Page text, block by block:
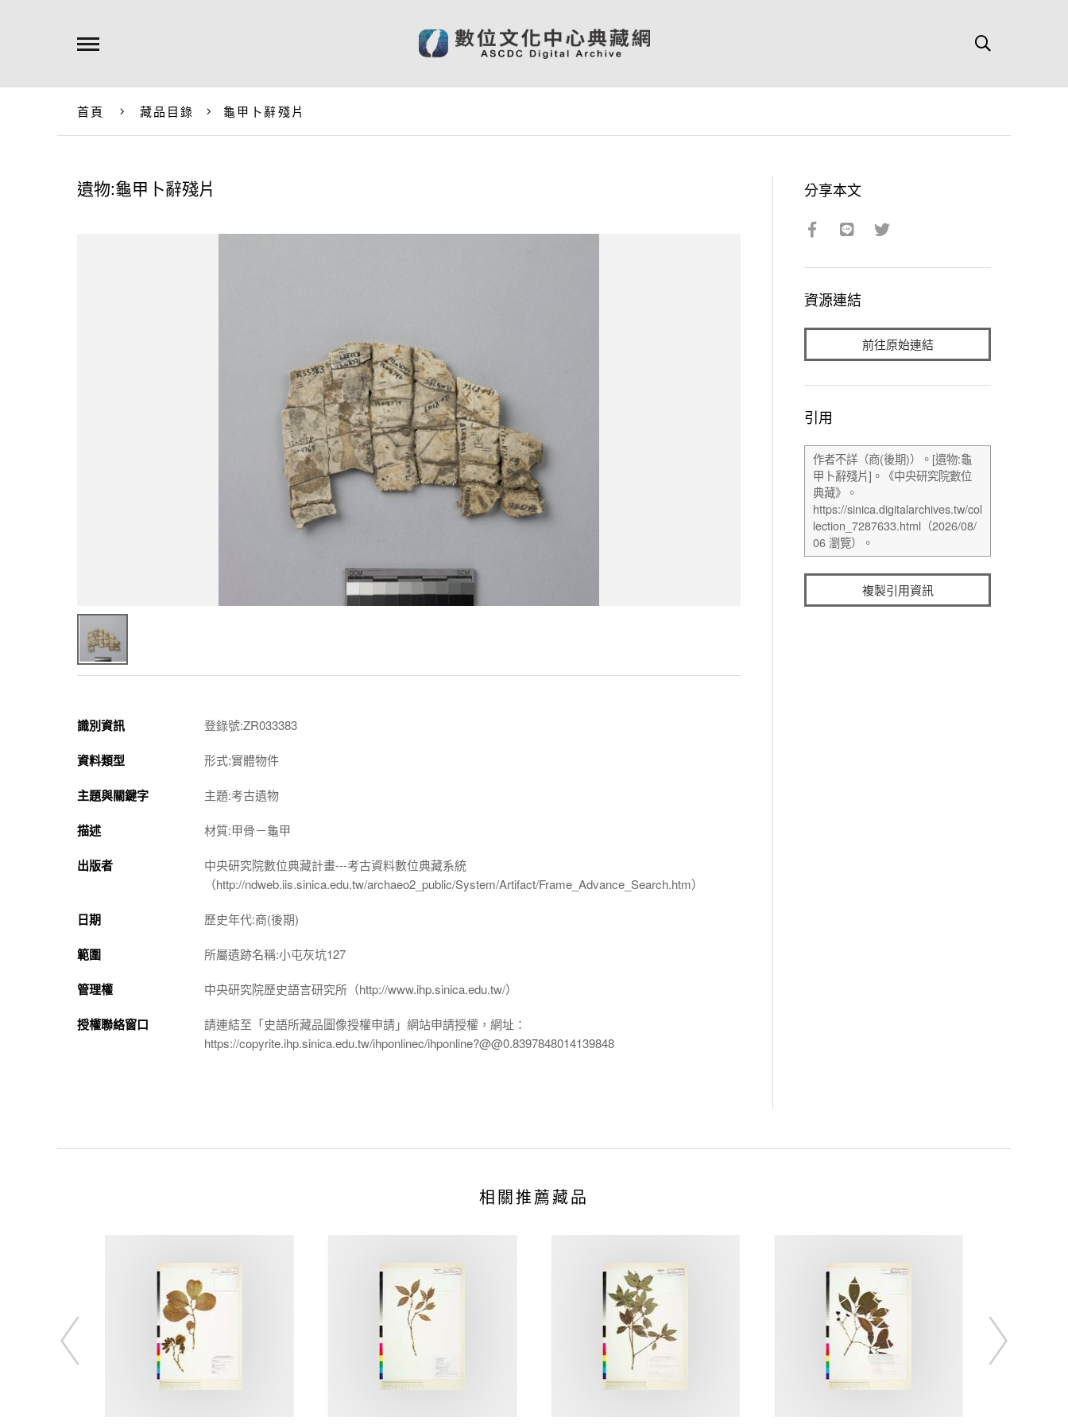
首頁 藏品目錄 龜甲卜辭殘片
遺物:龜甲卜辭殘片
識別資訊 登錄號:ZR033383
資料類型 形式:實體物件
主題與關鍵字 主題:考古遺物
描述 材質:甲骨－龜甲
出版者
中央研究院數位典藏計畫---考古資料數位典藏系統
（http://ndweb.iis.sinica.edu.tw/archaeo2_public/System/Artifact/Frame_Advance_Search.htm）
日期 歷史年代:商(後期)
範圍 所屬遺跡名稱:小屯灰坑127
管理權 中央研究院歷史語言研究所（http://www.ihp.sinica.edu.tw/）
授權聯絡窗口
請連結至「史語所藏品圖像授權申請」網站申請授權，網址：
https://copyrite.ihp.sinica.edu.tw/ihponlinec/ihponline?@@0.8397848014139848
分享本文
資源連結
前往原始連結
引用
複製引用資訊
相關推薦藏品